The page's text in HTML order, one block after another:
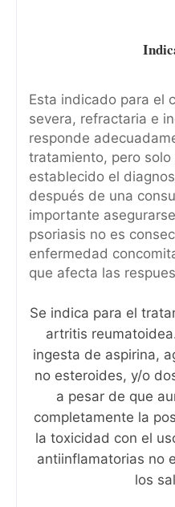
Esta indicado para el
severa, refractaria e
responde
tratamiento, pero solo
establecido el
después de una
importante
psoriasis no es
enfermedad
que afecta las
Se indica para el
artritis
ingesta de aspirina,
no esteroides, y/o
a pesar de que
completamente la
la toxicidad con el
antiinflamatorias no
los